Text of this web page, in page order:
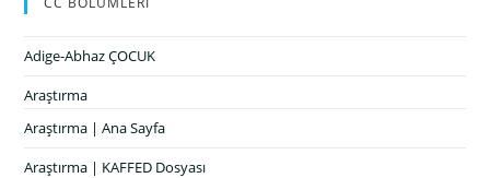
Adige-Abhaz ÇOCUK
Araştırma
Araştırma | Ana Sayfa
Araştırma | KAFFED Dosyası